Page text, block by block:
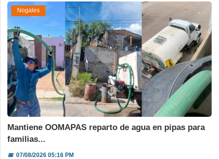
Nogales
Mantiene OOMAPAS reparto de agua en pipas para
familias...
📅07/08/2026 05:16 PM